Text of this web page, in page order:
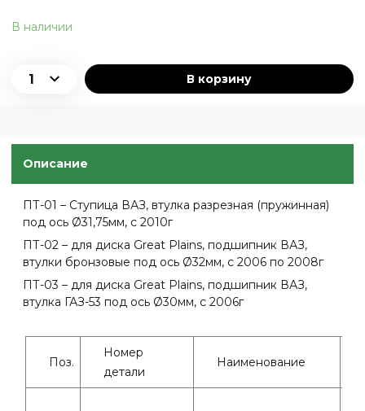
В наличии
В корзину
Описание
ПТ-01 – Ступица ВАЗ, втулка разрезная (пружинная)
под ось Ø31,75мм, с 2010г
ПТ-02 – для диска Great Plains, подшипник ВАЗ,
втулки бронзовые под ось Ø32мм, с 2006 по 2008г
ПТ-03 – для диска Great Plains, подшипник ВАЗ,
втулка ГАЗ-53 под ось Ø30мм, с 2006г
Поз.
Номер
детали
Наименование